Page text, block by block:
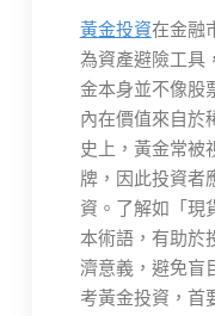
黃金投資在金融
為資產避險工具
金本身並不像股
內在價值來自於
史上，黃金常被
牌，因此投資者
資。了解如「現
本術語，有助於
濟意義，避免盲
考黃金投資，首